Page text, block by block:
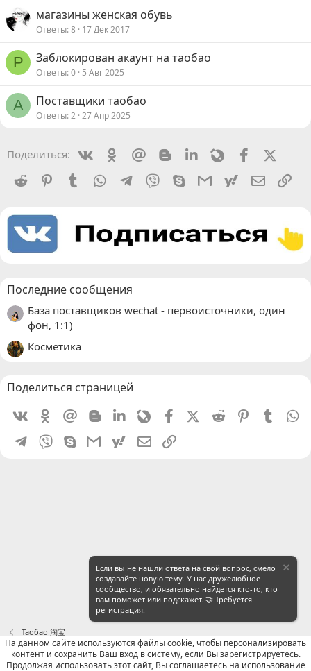
магазины женская обувь
Ответы 8 17 Дек 2017
Р Заблокирован акаунт на таобао
Ответы 0 5 Авг 2025
A Поставщики таобао
Ответы 2 27 Апр 2025
Поделиться: VkontakteOdnoklassniki
Mail.ru BloggerLinkedinLivejournalFacebook
Reddit
PinterestTumblr WhatsAppTelegram
Viber SkypeGmailyahoomail
Последние сообщения
База поставщиков wechat - первоисточники, один
фон, 1:1)
Косметика
Поделиться страницей
VkontakteOdnoklassniki
Mail.ru BloggerLinkedin
LivejournalFacebookX (Twitter)
Reddit PinterestTumblr
Telegram
Viber SkypeGmailyahoomailЭлектронная почта
Таобао 淘宝
Russian (RU)
Если вы не нашли ответа на свой вопрос, смело
создавайте новую тему. У нас дружелюбное
сообщество, и обязательно найдется кто-то, кто
вам поможет или подскажет. 🤝 Требуется
регистрация.
На данном сайте используются файлы cookie, чтобы персонализировать
контент и сохранить Ваш вход в систему, если Вы зарегистрируетесь.
Продолжая использовать этот сайт, Вы соглашаетесь на использование